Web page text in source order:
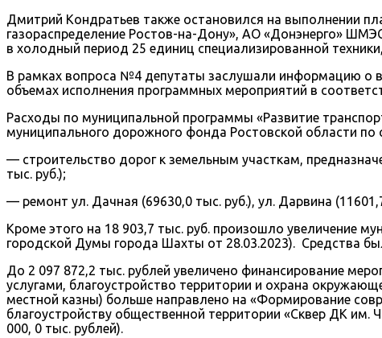
Дмитрий Кондратьев также остановился на выполнении
газораспределение Ростов-на-Дону», АО «Донэнерго»
в холодный период 25 единиц специализированной
В рамках вопроса №4 депутаты заслушали информацию о
объемах исполнения программных мероприятий в
Расходы по муниципальной программы «Развитие
муниципального дорожного фонда Ростовской области
— строительство дорог к земельным участкам,
тыс. руб.);
— ремонт ул. Дачная (69630,0 тыс. руб.), ул. Дарвина
Кроме этого на 18 903,7 тыс. руб. произошло увеличение
городской Думы города Шахты от 28.03.2023). Средства
До 2 097 872,2 тыс. рублей увеличено финансирование
услугами, благоустройство территории и охрана
местной казны) больше направлено на «Формирование
благоустройству общественной территории «Сквер ДК
000, 0 тыс. рублей).